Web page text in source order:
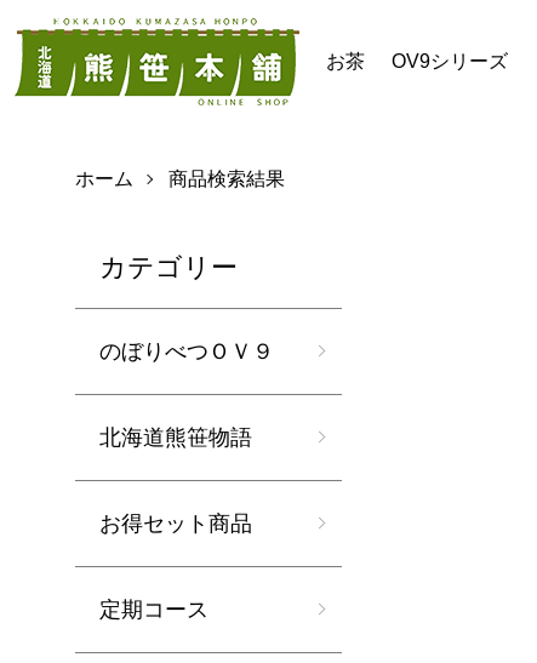
お茶 OV9シリーズ
ホーム 商品検索結果
カテゴリー
のぼりべつＯＶ９
北海道熊笹物語
お得セット商品
定期コース